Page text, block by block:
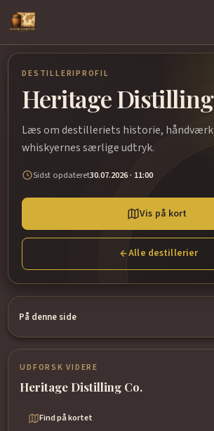
DESTILLERIPROFIL
Heritage
Læs om destilleriets historie,
whiskyernes særlige udtryk.
Sidst opdateret30.07.2026 · 11:00
Vis på kort
Alle destillerier
På denne side
UDFORSK VIDERE
Heritage Distilling Co.
Find på kortet